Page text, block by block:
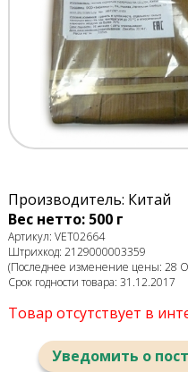
Производитель: Китай
Вес нетто: 500 г
Артикул: VET02664
Штрихкод: 2129000003359
(Последнее изменение цены: 28
Срок годности товара: 31.12.2017
Товар отсутствует в
Уведомить о